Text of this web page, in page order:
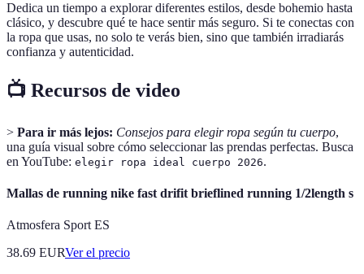
Dedica un tiempo a explorar diferentes estilos, desde bohemio hasta
clásico, y descubre qué te hace sentir más seguro. Si te conectas con
la ropa que usas, no solo te verás bien, sino que también irradiarás
confianza y autenticidad.
📺 Recursos de video
> Para ir más lejos: Consejos para elegir ropa según tu cuerpo,
una guía visual sobre cómo seleccionar las prendas perfectas. Busca
en YouTube: elegir ropa ideal cuerpo 2026.
Mallas de running nike fast drifit brieflined running 1/2length s
Atmosfera Sport ES
38.69 EURVer el precio